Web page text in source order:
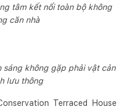
tâm kết nối toàn bộ không
căn nhà
sáng không gặp phải vật cản
lưu thông
Terraced House